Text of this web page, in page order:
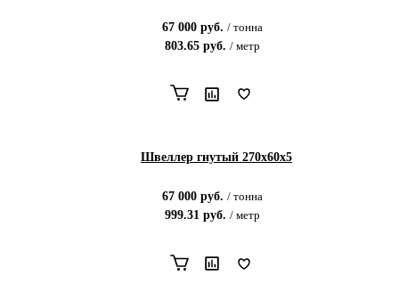
67 000руб. / тонна
803.65руб. / метр
Швеллер гнутый 270х60х5
67 000руб. / тонна
999.31руб. / метр